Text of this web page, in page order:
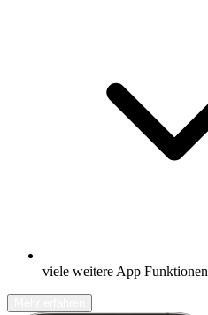
viele weitere App Funktionen